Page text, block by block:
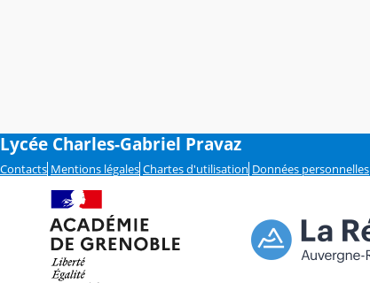
Lycée Charles-Gabriel Pravaz
Contacts Mentions légales Chartes d'utilisation Données personnelles